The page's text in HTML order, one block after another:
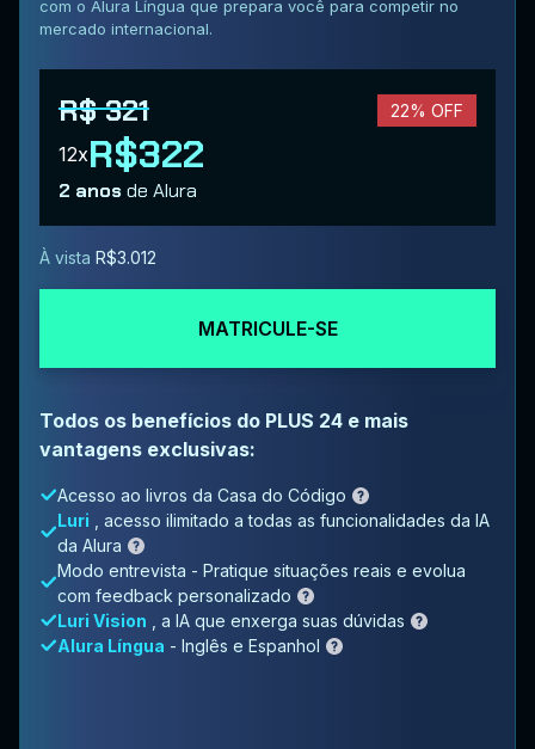
com o Alura Língua que prepara você para competir no
mercado internacional.
R$ 321 22% OFF
12xR$322
2 anosde Alura
À vista R$3.012
MATRICULE-SE
Todos os benefícios do PLUS 24 e mais
vantagens exclusivas:
Acesso ao livros da Casa do Código
Luri
, acesso ilimitado a todas as funcionalidades da IA
da Alura
Modo entrevista - Pratique situações reais e evolua
com feedback personalizado
Luri Vision
, a IA que enxerga suas dúvidas
Alura Língua - Inglês e Espanhol